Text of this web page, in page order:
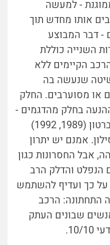
- למעשה
אותו מחדש תוך
- דבר המבוצע
השנייה כוללת
הקיימים ללא
שיטה שנעשה בה
או מסוערבים. החלק
בחלק מהדגמים -
לדוגמה בסרטיו של טים ברטון (1989, 1992)
אמנם יש יתרון
אבל החסרונות כגון
הנפלט והדלק הרב
כך ועדיף להשתמש
התחתונה: הרכב
שבונים העתק